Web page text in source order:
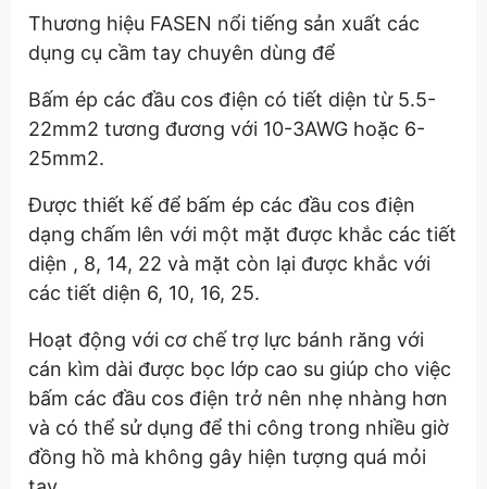
Thương hiệu FASEN nổi tiếng sản xuất các
dụng cụ cầm tay chuyên dùng để
Bấm ép các đầu cos điện có tiết diện từ 5.5-
22mm2 tương đương với 10-3AWG hoặc 6-
25mm2.
Được thiết kế để bấm ép các đầu cos điện
dạng chấm lên với một mặt được khắc các tiết
diện , 8, 14, 22 và mặt còn lại được khắc với
các tiết diện 6, 10, 16, 25.
Hoạt động với cơ chế trợ lực bánh răng với
cán kìm dài được bọc lớp cao su giúp cho việc
bấm các đầu cos điện trở nên nhẹ nhàng hơn
và có thể sử dụng để thi công trong nhiều giờ
đồng hồ mà không gây hiện tượng quá mỏi